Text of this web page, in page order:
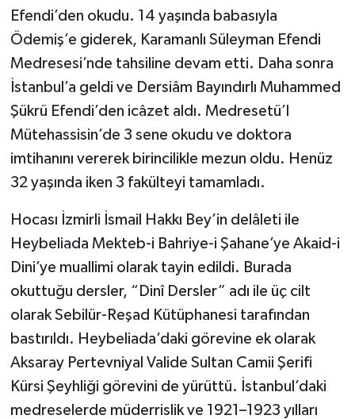
Efendi’den okudu. 14 yaşında babasıyla
Ödemiş’e giderek, Karamanlı Süleyman Efendi
Medresesi’nde tahsiline devam etti. Daha sonra
İstanbul’a geldi ve Dersiâm Bayındırlı Muhammed
Şükrü Efendi’den icâzet aldı. Medresetü’l
Mütehassisin’de 3 sene okudu ve doktora
imtihanını vererek birincilikle mezun oldu. Henüz
32 yaşında iken 3 fakülteyi tamamladı.
Hocası İzmirli İsmail Hakkı Bey’in delâleti ile
Heybeliada Mekteb-i Bahriye-i Şahane’ye Akaid-i
Dini’ye muallimi olarak tayin edildi. Burada
okuttuğu dersler, “Dinî Dersler” adı ile üç cilt
olarak Sebilür-Reşad Kütüphanesi tarafından
bastırıldı. Heybeliada’daki görevine ek olarak
Aksaray Pertevniyal Valide Sultan Camii Şerifi
Kürsi Şeyhliği görevini de yürüttü. İstanbul’daki
medreselerde müderrislik ve 1921–1923 yılları
Bitlis Müftülüğü
Burdur Müftülüğü
Bursa Müftülüğü
Çankırı Müftülüğü
Çorum Müftülüğü
Denizli Müftülüğü
Diyarbakır Müftülüğü
Düzce Müftülüğü
Sağlık
Ekonomi
Duyurular
Bilim, Teknoloji
Biyografiler
Diyanet TV
İhtida Haberleri
YAŞAM